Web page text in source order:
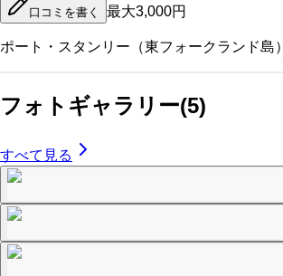
口コミを書く 最大3,000円
ポート・スタンリー（東フォークランド島）
フォトギャラリー(5)
すべて見る